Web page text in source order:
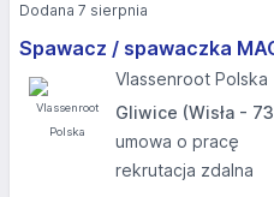
Spawacz / spawaczka
Vlassenroot Polska
Gliwice (Wisła -
umowa o pracę
rekrutacja zdalna
Dodana 7 sierpnia